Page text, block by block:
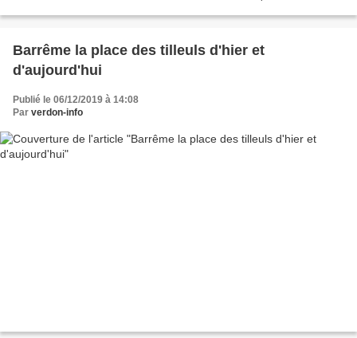
Barrême la place des tilleuls d'hier et
d'aujourd'hui
Publié le 06/12/2019 à 14:08
Par verdon-info